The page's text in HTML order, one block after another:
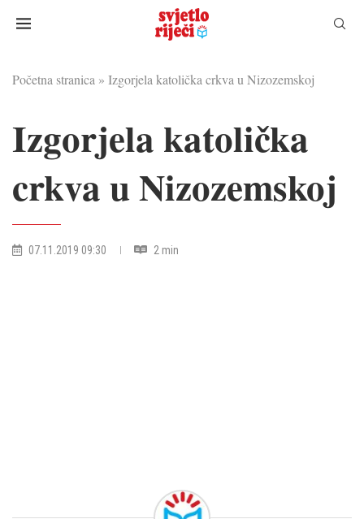
Početna stranica » Izgorjela katolička crkva u Nizozemskoj
Izgorjela katolička
crkva u Nizozemskoj
07.11.2019 09:30 2 min